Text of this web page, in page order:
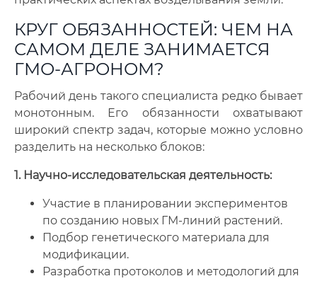
КРУГ ОБЯЗАННОСТЕЙ: ЧЕМ НА
САМОМ ДЕЛЕ ЗАНИМАЕТСЯ
ГМО-АГРОНОМ?
Рабочий день такого специалиста редко бывает
монотонным. Его обязанности охватывают
широкий спектр задач, которые можно условно
разделить на несколько блоков:
1. Научно-исследовательская деятельность:
Участие в планировании экспериментов
по созданию новых ГМ-линий растений.
Подбор генетического материала для
модификации.
Разработка протоколов и методологий для